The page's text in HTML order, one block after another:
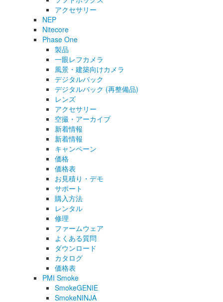
アクセサリー
NEP
Nitecore
Phase One
製品
一眼レフカメラ
風景・建築向けカメラ
デジタルバック
デジタルバック (再整備品)
レンズ
アクセサリー
空撮・アーカイブ
新着情報
新着情報
キャンペーン
価格
価格表
お見積り・デモ
サポート
購入方法
レンタル
修理
ファームウェア
よくある質問
ダウンロード
カタログ
価格表
PMI Smoke
SmokeGENIE
SmokeNINJA